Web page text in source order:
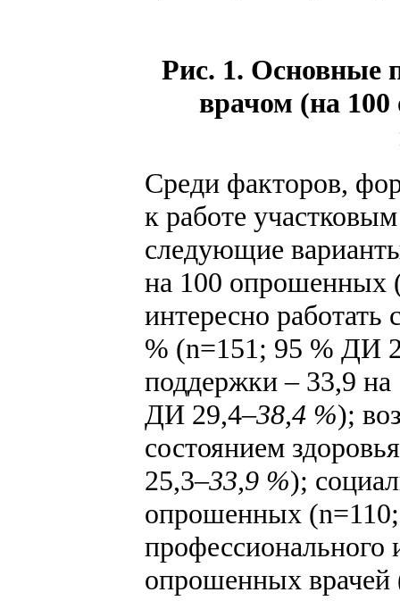
Рис. 1. Основные
врачом (на
Среди факторов,
к работе
следующие
на 100 опрошенных
интересно
% (n=151; 95 % ДИ
поддержки–33,9 на
ДИ 29,4–38,4 %);
состоянием
25,3–33,9 %);
опрошенных
профессионального
опрошенных